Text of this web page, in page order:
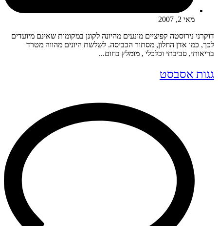
מאי 2, 2007
דוקרני נירוסטה קפיציים מונעים מהיונה לקונן במקומות שאינם מיועדים
לכך, כמו אדן החלון, מסתור הכביסה. לשלשת היונים מהווה מטרד
בריאותי, סביבתי וכלכלי , מומלץ בחום...
גגות אסבסט